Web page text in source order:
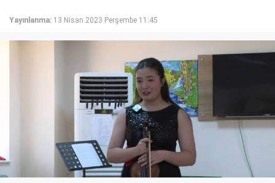
Yayınlanma: 13 Nisan 2023 Perşembe 11:45